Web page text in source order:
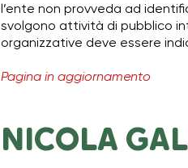
l’ente non provveda ad
svolgono attività di pubblico
organizzative deve essere
Pagina in aggiornamento
NICOLA